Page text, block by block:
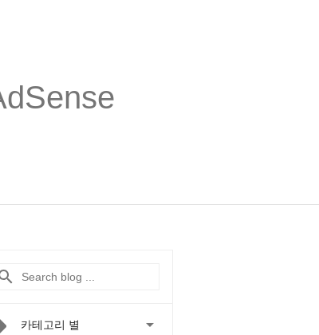
카테고리 별 